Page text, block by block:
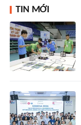
TIN MỚI